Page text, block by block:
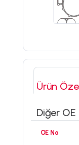
Ürün
Diğer OE
OE No